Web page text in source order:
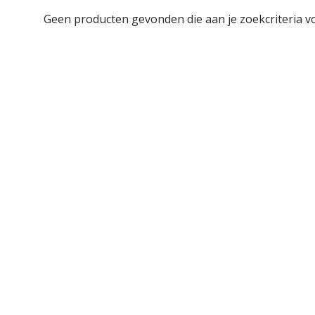
Geen producten gevonden die aan je zoekcriteria